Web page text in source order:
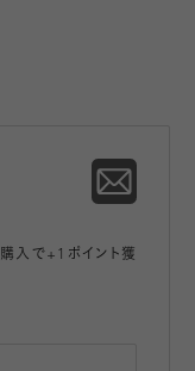
入で+1ポイント獲